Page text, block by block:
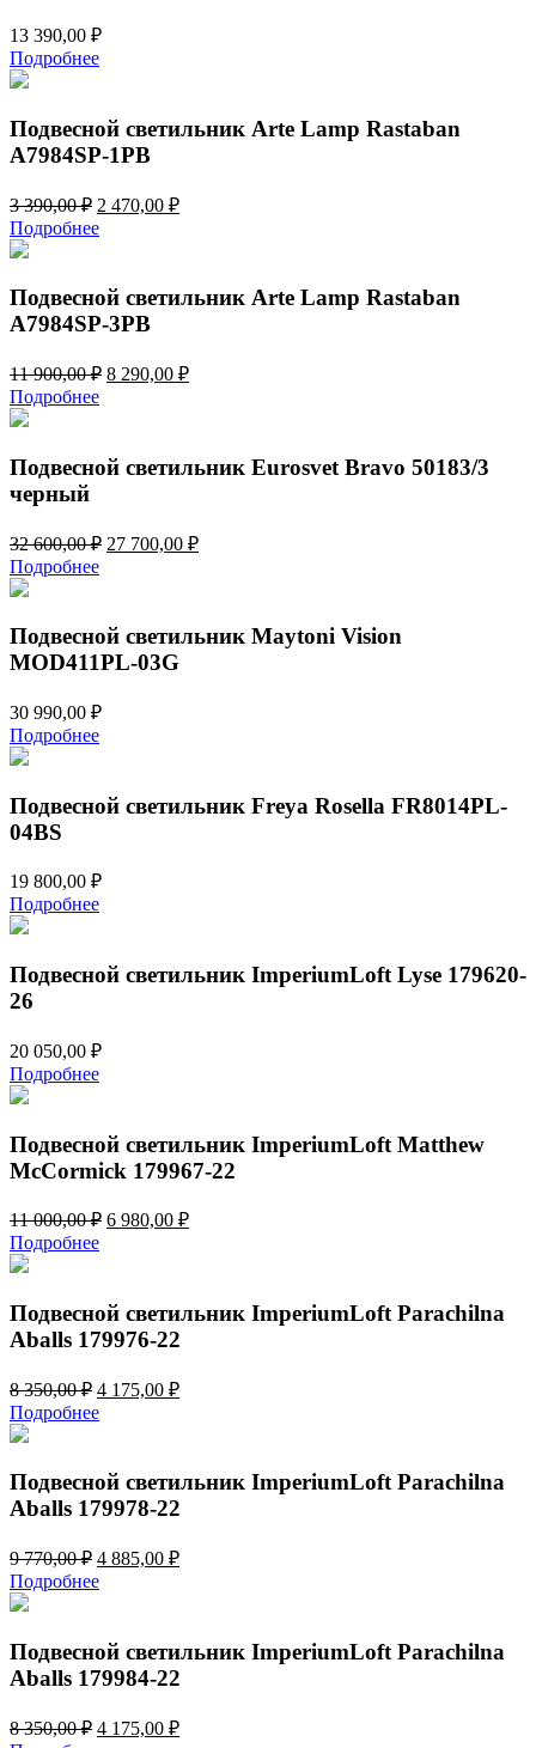
13 390,00 ₽
Подробнее
Подвесной светильник Arte Lamp Rastaban
A7984SP-1PB
3 390,00₽ Первоначальная
цена
составляла
390,00 ₽.
2 470,00 ₽Текущая
Подробнее
Подвесной светильник Arte Lamp Rastaban
A7984SP-3PB
11 900,00₽ Первоначальная
900,00 ₽.
8 290,00 ₽Текущая
Подробнее
Подвесной светильник Eurosvet Bravo 50183/3
черный
32 600,00₽ Первоначальная
600,00 ₽.
27 700,00 ₽Текущая
Подробнее
Подвесной светильник Maytoni Vision
MOD411PL-03G
30 990,00 ₽
Подробнее
Подвесной светильник Freya Rosella FR8014PL-
04BS
19 800,00 ₽
Подробнее
Подвесной светильник ImperiumLoft Lyse 179620-
26
20 050,00 ₽
Подробнее
Подвесной светильник ImperiumLoft Matthew
McCormick 179967-22
11 000,00₽ Первоначальная
000,00 ₽.
6 980,00 ₽Текущая
Подробнее
Подвесной светильник ImperiumLoft Parachilna
Aballs 179976-22
8 350,00₽ Первоначальная
цена
составляла
350,00 ₽.
4 175,00 ₽Текущая
Подробнее
Подвесной светильник ImperiumLoft Parachilna
Aballs 179978-22
9 770,00₽ Первоначальная
цена
составляла
770,00 ₽.
4 885,00 ₽Текущая
Подробнее
Подвесной светильник ImperiumLoft Parachilna
Aballs 179984-22
8 350,00₽ Первоначальная
4 175,00 ₽Текущая